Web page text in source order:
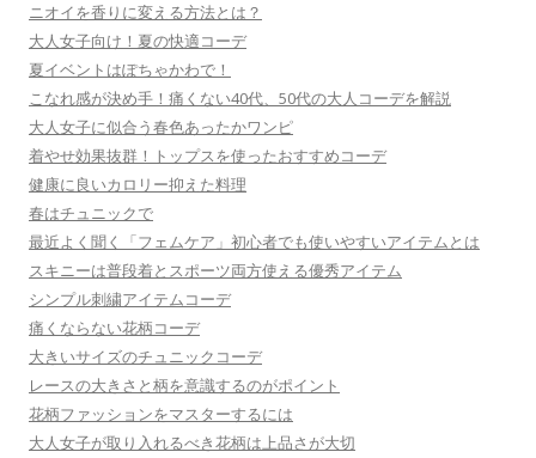
ニオイを香りに変える方法とは？
大人女子向け！夏の快適コーデ
夏イベントはぽちゃかわで！
こなれ感が決め手！痛くない40代、50代の大人コーデを解説
大人女子に似合う春色あったかワンピ
着やせ効果抜群！トップスを使ったおすすめコーデ
健康に良いカロリー抑えた料理
春はチュニックで
最近よく聞く「フェムケア」初心者でも使いやすいアイテムとは
スキニーは普段着とスポーツ両方使える優秀アイテム
シンプル刺繍アイテムコーデ
痛くならない花柄コーデ
大きいサイズのチュニックコーデ
レースの大きさと柄を意識するのがポイント
花柄ファッションをマスターするには
大人女子が取り入れるべき花柄は上品さが大切